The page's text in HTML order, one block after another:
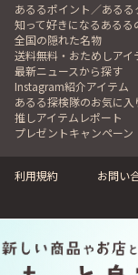
あるるポイント／あるる
知って好きになるあるる
全国の隠れた名物
送料無料・おためしアイ
最新ニュースから探す
Instagram紹介アイテム
あるる探検隊のお気に入
推しアイテムレポート
プレゼントキャンペーン
利用規約 お問い